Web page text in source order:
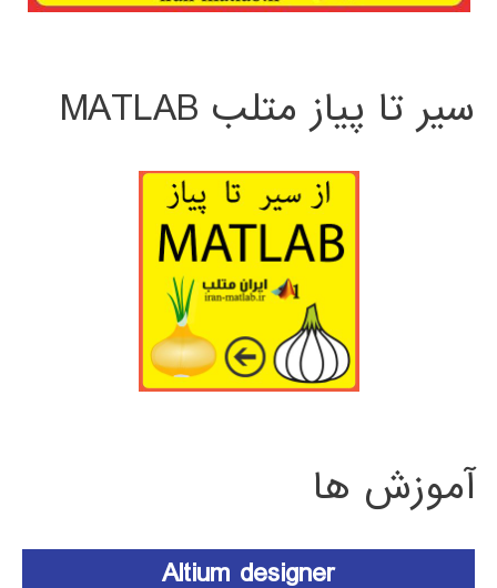
سیر تا پیاز متلب MATLAB
آموزش ها
Altium designer